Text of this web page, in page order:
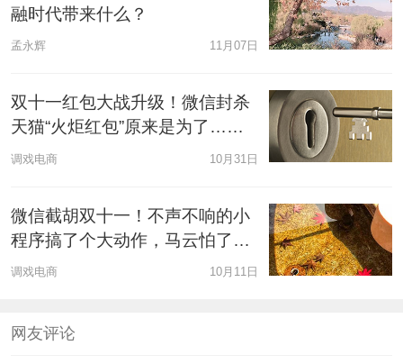
融时代带来什么？
孟永辉 11月07日
双十一红包大战升级！微信封杀
天猫“火炬红包”原来是为了……
调戏电商 10月31日
微信截胡双十一！不声不响的小
程序搞了个大动作，马云怕了
吗？
调戏电商 10月11日
网友评论